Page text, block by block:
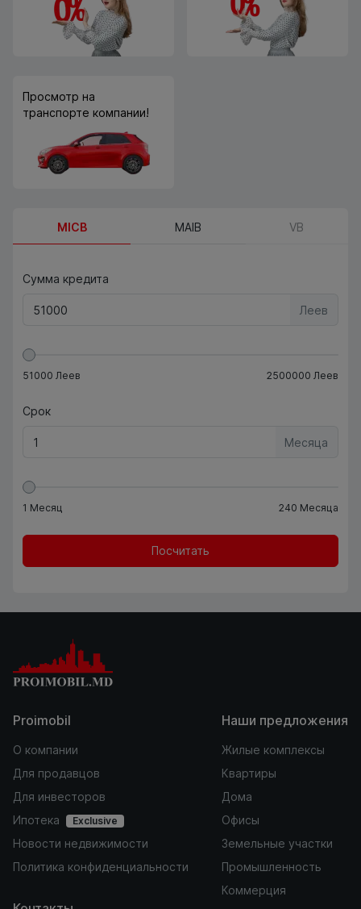
Просмотр на
транспорте компании!
MICB MAIB VB
Сумма кредита
Леев
51000 Леев 2500000 Леев
Срок
Месяца
1 Месяц 240 Месяца
Посчитать
Proimobil
О компании
Для продавцов
Для инвесторов
Ипотека
Exclusive
Новости недвижимости
Политика конфиденциальности
Наши предложения
Жилые комплексы
Квартиры
Дома
Офисы
Земельные участки
Промышленность
Коммерция